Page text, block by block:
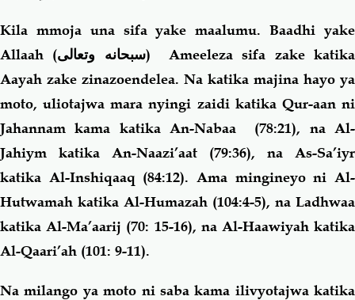
Kila mmoja una sifa yake maalumu. Baadhi yake
Allaah (سبحانه وتعالى) Ameeleza sifa zake katika
Aayah zake zinazoendelea. Na katika majina hayo ya
moto, uliotajwa mara nyingi zaidi katika Qur-aan ni
Jahannam kama katika An-Nabaa (78:21), na Al-
Jahiym katika An-Naazi’aat (79:36), na As-Sa’iyr
katika Al-Inshiqaaq (84:12). Ama mingineyo ni Al-
Hutwamah katika Al-Humazah (104:4-5), na Ladhwaa
katika Al-Ma’aarij (70: 15-16), na Al-Haawiyah katika
Al-Qaari’ah (101: 9-11).
Na milango ya moto ni saba kama ilivyotajwa katika